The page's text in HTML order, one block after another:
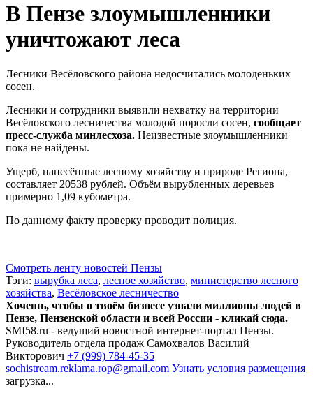
В Пензе злоумышленники
уничтожают леса
Лесники Весёловского района недосчитались молоденьких
сосен.
Лесники и сотрудники выявили нехватку на территории
Весёловского лесничества молодой поросли сосен, сообщает
пресс-служба минлесхоза. Неизвестные злоумышленники
пока не найдены.
Ущерб, нанесённые лесному хозяйству и природе Региона,
составляет 20538 рублей. Объём вырубленных деревьев
примерно 1,09 кубометра.
По данному факту проверку проводит полиция.
Смотреть ленту новостей Пензы
Тэги: вырубка леса, лесное хозяйство, министерство лесного
хозяйства, Весёловское лесничество
Хочешь, чтобы о твоём бизнесе узнали миллионы людей в
Пензе, Пензенской области и всей России - кликай сюда.
SMI58.ru - ведущий новостной интернет-портал Пензы.
Руководитель отдела продаж Самохвалов Василий
Викторович +7 (999) 784-45-35
sochistream.reklama.rop@gmail.com Узнать условия размещения
загрузка...